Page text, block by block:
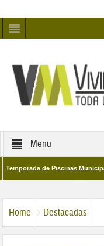
Menu
de Piscinas Municipales 2026
Home Destacadas